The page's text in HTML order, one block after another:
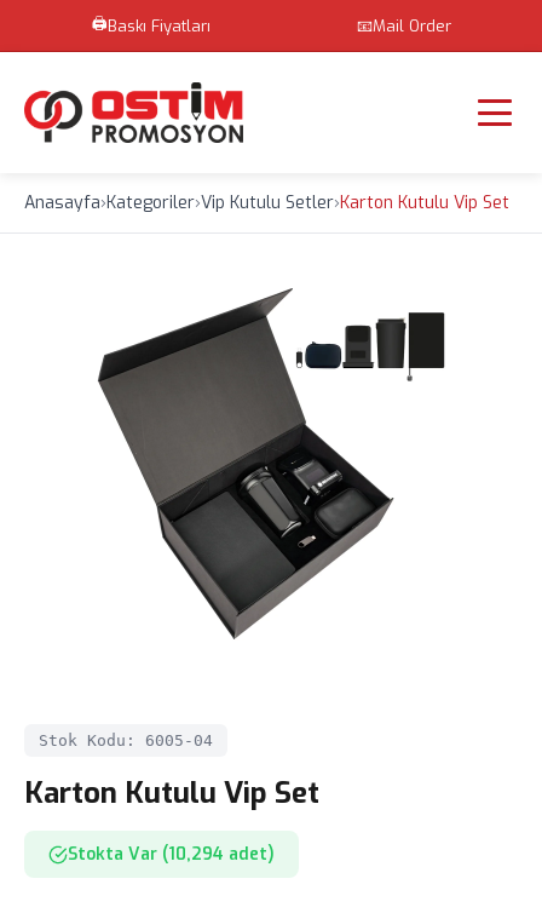
🖨️Baskı Fiyatları 📧Mail Order
Anasayfa›Kategoriler›Vip Kutulu Setler›Karton Kutulu Vip Set
Stok Kodu: 6005-04
Karton Kutulu Vip Set
Stokta Var (10,294 adet)